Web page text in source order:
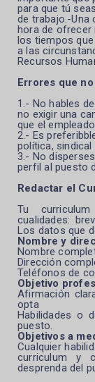
para que tú
de trabajo.-Una
hora de ofrecer
los tiempos
a las
Recursos
Errores que
1.- No hables
no exigir una
que el
2.- Es
política,
3.- No
perfil al puesto
Redactar el
Tu
cualidades:
Los datos que
Nombre y
Nombre
Dirección
Teléfonos de
Objetivo
Afirmación
opta
Habilidades o
puesto.
Objetivos a
Cualquier
curriculum y
desprenda del